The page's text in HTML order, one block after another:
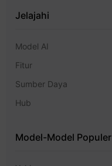
Jelajahi
Model AI
Fitur
Sumber Daya
Hub
Model-Model Populer